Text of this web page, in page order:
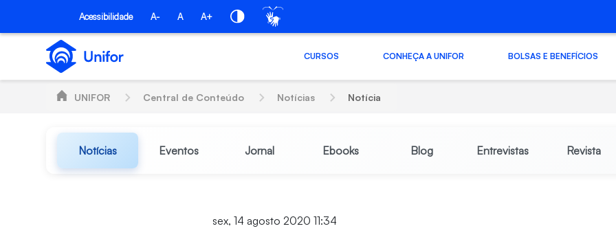
Pular para o Conteúdo principal
Acessibilidade A- A A+
CURSOS CONHEÇA A UNIFOR BOLSAS E BENEFÍCIOS
UNIFOR Central de Conteúdo Notícias Notícia
Notícias Eventos Jornal Ebooks Blog Entrevistas Revista
sex, 14 agosto 2020 11:34